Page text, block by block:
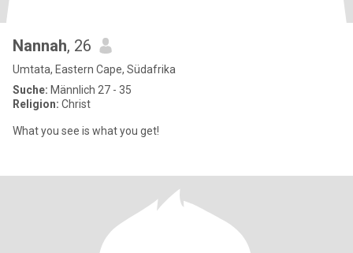
Nannah, 26
Umtata, Eastern Cape, Südafrika
Suche: Männlich 27 - 35
Religion: Christ
What you see is what you get!